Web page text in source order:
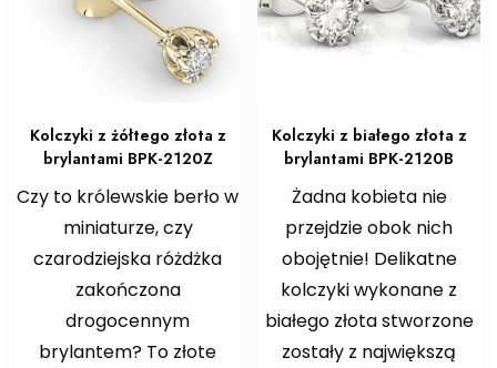
Kolczyki z żółtego złota z
brylantami BPK-2120Z
Czy to królewskie berło w
miniaturze, czy
czarodziejska różdżka
zakończona
drogocennym
brylantem? To złote
Kolczyki z białego złota z
brylantami BPK-2120B
Żadna kobieta nie
przejdzie obok nich
obojętnie! Delikatne
kolczyki wykonane z
białego złota stworzone
zostały z największą